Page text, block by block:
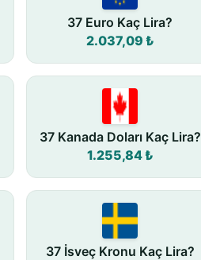
37 Euro Kaç Lira?
2.037,09 ₺
37 Kanada Doları Kaç Lira?
1.255,84 ₺
37 İsveç Kronu Kaç Lira?